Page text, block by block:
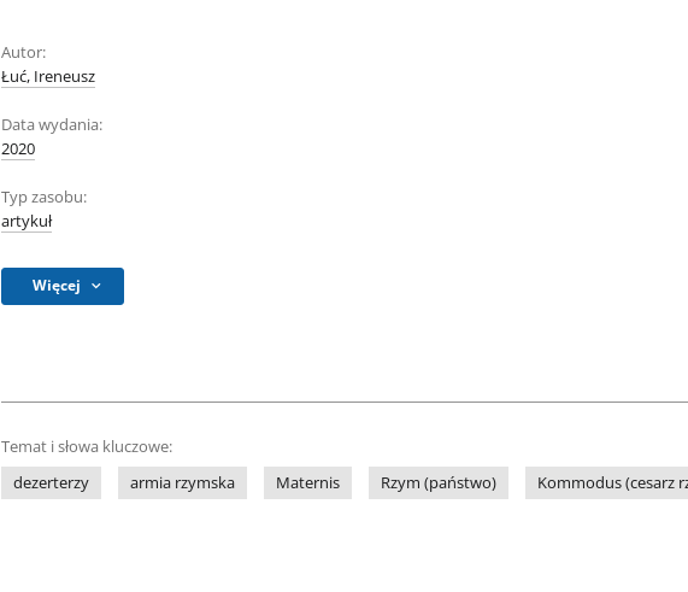
Autor:
Łuć, Ireneusz
Data wydania:
2020
Typ zasobu:
artykuł
Więcej
Temat i słowa kluczowe:
dezerterzy
armia rzymska Maternis Rzym (państwo) Kommodus (cesarz